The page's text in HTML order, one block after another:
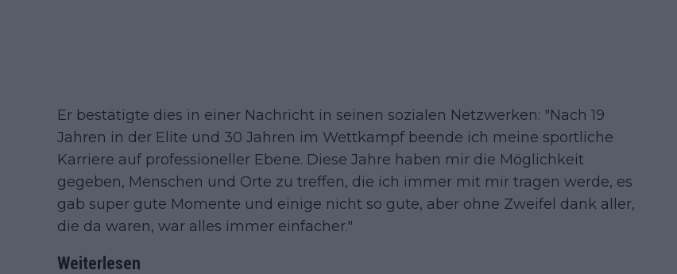
Er bestätigte dies in einer Nachricht in seinen sozialen Netzwerken: "Nach 19
Jahren in der Elite und 30 Jahren im Wettkampf beende ich meine sportliche
Karriere auf professioneller Ebene. Diese Jahre haben mir die Möglichkeit
gegeben, Menschen und Orte zu treffen, die ich immer mit mir tragen werde, es
gab super gute Momente und einige nicht so gute, aber ohne Zweifel dank aller,
die da waren, war alles immer einfacher."
Weiterlesen